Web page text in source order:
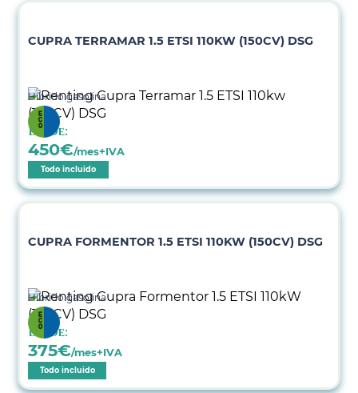
CUPRA TERRAMAR 1.5 ETSI 110KW (150CV) DSG
Híbrido gasolina
Desde:
450€/mes+IVA
Todo incluido
CUPRA FORMENTOR 1.5 ETSI 110KW (150CV) DSG
Híbrido gasolina
Desde:
375€/mes+IVA
Todo incluido